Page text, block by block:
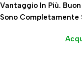
Vantaggio In Più.
Sono Completamente